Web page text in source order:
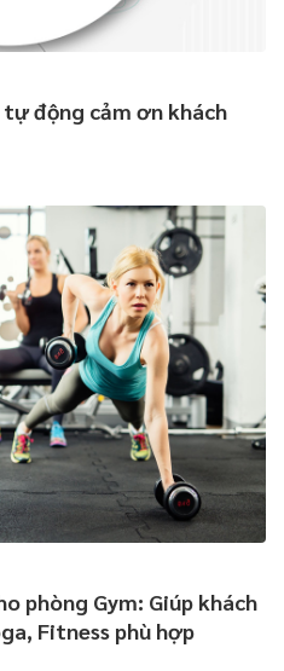
động cảm ơn khách
phòng Gym: Giúp khách
Fitness phù hợp